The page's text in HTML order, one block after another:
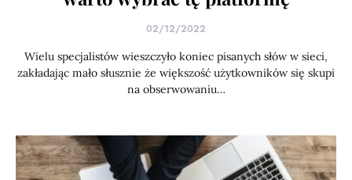
02/12/2022
Wielu specjalistów wieszczyło koniec pisanych słów w sieci,
zakładając mało słusznie że większość użytkowników się skupi
na obserwowaniu…